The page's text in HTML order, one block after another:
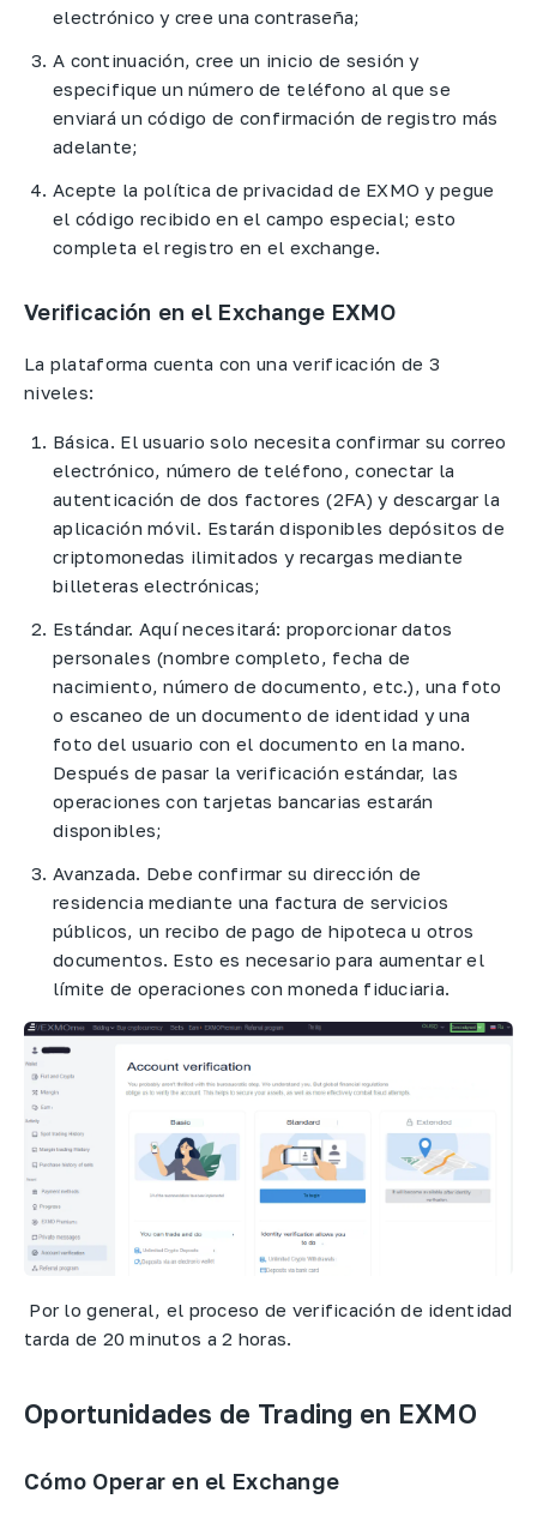
electrónico y cree una contraseña;
A continuación, cree un inicio de sesión y
especifique un número de teléfono al que se
enviará un código de confirmación de registro más
adelante;
Acepte la política de privacidad de EXMO y pegue
el código recibido en el campo especial; esto
completa el registro en el exchange.
Verificación en el Exchange EXMO
La plataforma cuenta con una verificación de 3
niveles:
Básica. El usuario solo necesita confirmar su correo
electrónico, número de teléfono, conectar la
autenticación de dos factores (2FA) y descargar la
aplicación móvil. Estarán disponibles depósitos de
criptomonedas ilimitados y recargas mediante
billeteras electrónicas;
Estándar. Aquí necesitará: proporcionar datos
personales (nombre completo, fecha de
nacimiento, número de documento, etc.), una foto
o escaneo de un documento de identidad y una
foto del usuario con el documento en la mano.
Después de pasar la verificación estándar, las
operaciones con tarjetas bancarias estarán
disponibles;
Avanzada. Debe confirmar su dirección de
residencia mediante una factura de servicios
públicos, un recibo de pago de hipoteca u otros
documentos. Esto es necesario para aumentar el
límite de operaciones con moneda fiduciaria.
Por lo general, el proceso de verificación de identidad
tarda de 20 minutos a 2 horas.
Oportunidades de Trading en EXMO
Cómo Operar en el Exchange